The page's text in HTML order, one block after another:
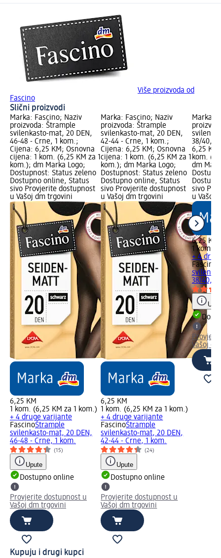
Više proizvoda od
Fascino
Slični proizvodi
Marka: Fascino; Naziv
proizvoda: Štrample
svilenkasto-mat, 20 DEN,
46-48 - Crne, 1 kom.;
Cijena: 6,25 KM; Osnovna
cijena: 1 kom. (6,25 KM za 1
kom.); dm Marka Logo;
Dostupnost: Status zeleno
Dostupno online, Status
sivo Provjerite dostupnost
u Vašoj dm trgovini
6,25 KM
1 kom. (6,25 KM za 1 kom.)
+ 4 druge varijante
FascinoŠtrample
svilenkasto-mat, 20 DEN,
46-48 - Crne, 1 kom.
(15)
Upute
Dostupno online
Provjerite dostupnost u
Vašoj dm trgovini
Marka: Fascino; Naziv
proizvoda: Štrample
svilenkasto-mat, 20 DEN,
42-44 - Crne, 1 kom.;
Cijena: 6,25 KM; Osnovna
cijena: 1 kom. (6,25 KM za 1
kom.); dm Marka Logo;
Dostupnost: Status zeleno
Dostupno online, Status
sivo Provjerite dostupnost
u Vašoj dm trgovini
6,25 KM
1 kom. (6,25 KM za 1 kom.)
+ 4 druge varijante
FascinoŠtrample
svilenkasto-mat, 20 DEN,
42-44 - Crne, 1 kom.
(24)
Upute
Dostupno online
Provjerite dostupnost u
Vašoj dm trgovini
Marka:
38/40, 1
6,25
kom.
dm
sivo
u Vašoj
6,25 KM
1 kom.
+ 4
Fascino
38/40, 1
Vašoj
Kupuju i drugi kupci